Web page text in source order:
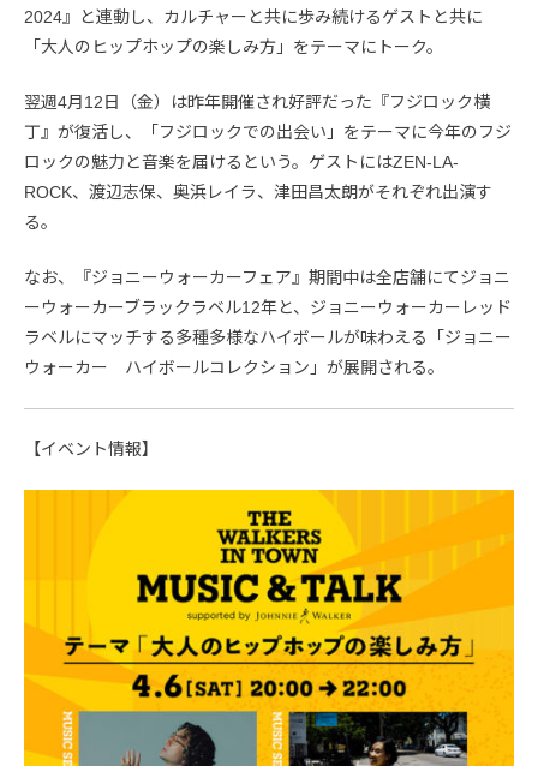
2024』と連動し、カルチャーと共に歩み続けるゲストと共に
「大人のヒップホップの楽しみ方」をテーマにトーク。
翌週4月12日（金）は昨年開催され好評だった『フジロック横
丁』が復活し、「フジロックでの出会い」をテーマに今年のフジ
ロックの魅力と音楽を届けるという。ゲストにはZEN-LA-
ROCK、渡辺志保、奥浜レイラ、津田昌太朗がそれぞれ出演す
る。
なお、『ジョニーウォーカーフェア』期間中は全店舗にてジョニ
ーウォーカーブラックラベル12年と、ジョニーウォーカーレッド
ラベルにマッチする多種多様なハイボールが味わえる「ジョニー
ウォーカー ハイボールコレクション」が展開される。
【イベント情報】